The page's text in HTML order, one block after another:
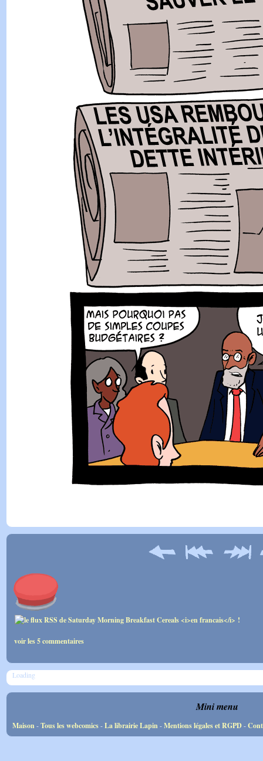
voir les 5 commentaires
Loading
Mini menu
Maison-Tous les webcomics-La librairie Lapin-Mentions légales et RGPD-